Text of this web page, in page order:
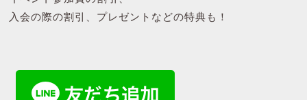
入会の際の割引、プレゼントなどの特典も！